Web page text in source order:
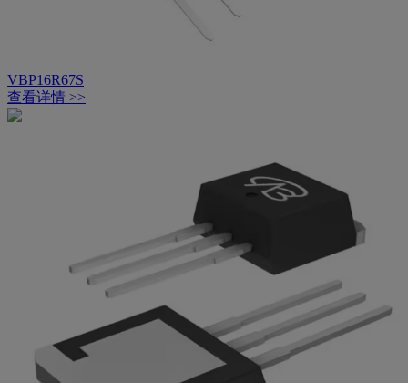
VBP16R67S
查看详情 >>